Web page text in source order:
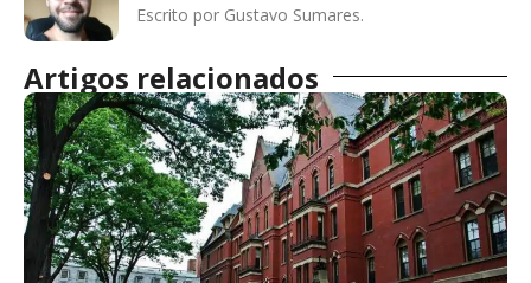
Escrito por Gustavo Sumares.
Artigos relacionados